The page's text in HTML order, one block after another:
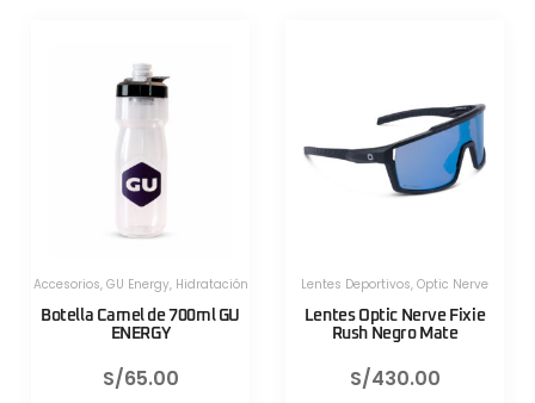
,Optic Nerve
Nerve Fixie
Herramientas,
Válvula CNC TLR Valve pro
Válvula CNC